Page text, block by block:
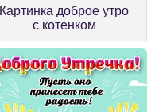
Картинка доброе утро
с котенком